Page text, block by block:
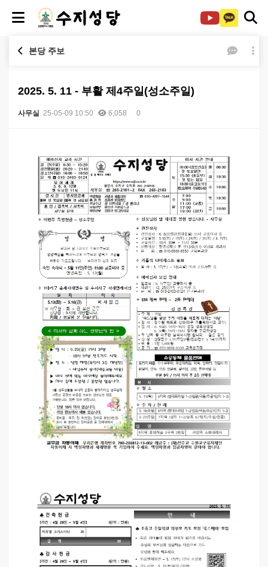
본당 주보
2025. 5. 11 - 부활 제4주일(성소주일)
사무실 25-05-09 10:50 6,058 0